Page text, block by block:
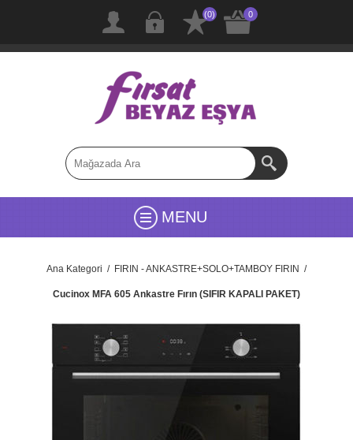
(0) 0
MENU
Ana Kategori / FIRIN - ANKASTRE+SOLO+TAMBOY FIRIN /
Cucinox MFA 605 Ankastre Fırın (SIFIR KAPALI PAKET)